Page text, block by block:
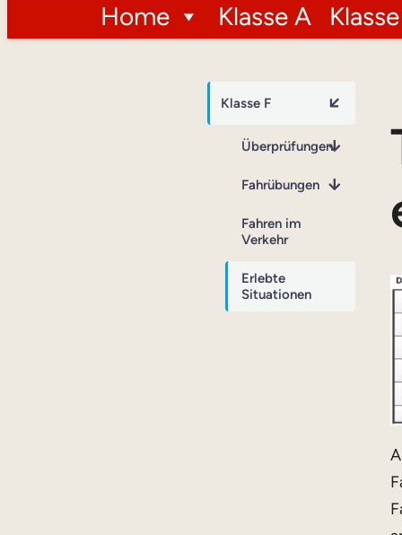
Home Klasse A
Klasse F
Überprüfungen
Fahrübungen
Fahren im
Verkehr
Erlebte
Situationen